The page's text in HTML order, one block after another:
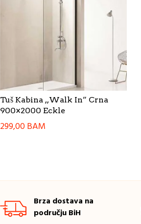
Tuš Kabina ,,Walk In” Crna
900×2000 Eckle
299,00BAM
Brza dostava na
području BiH